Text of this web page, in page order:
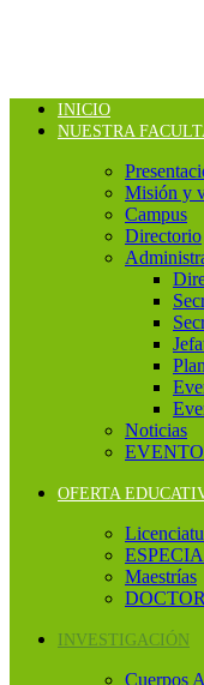
INICIO
NUESTRA
Misión y
Campus
Directorio
Noticias
OFERTA
Maestrías
INVESTIGACIÓN
Cuerpos